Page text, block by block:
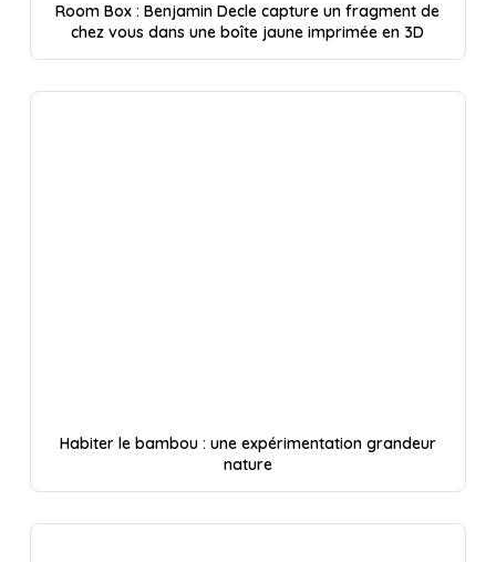
Room Box : Benjamin Decle capture un fragment de
chez vous dans une boîte jaune imprimée en 3D
Habiter le bambou : une expérimentation grandeur
nature